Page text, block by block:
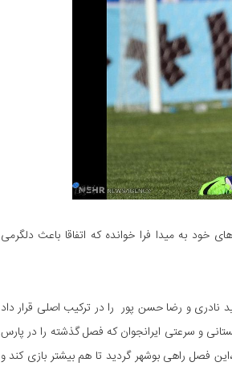
خود به میدا فرا خوانده که اتفاقا باعث دلگرمی
نادری و رضا حسن پور را در ترکیب اصلی قرار داد
و سرعتی ایرانجوان که فصل گذشته را در پارس
فصل راهی بوشهر گردید تا هم بیشتر بازی کند و